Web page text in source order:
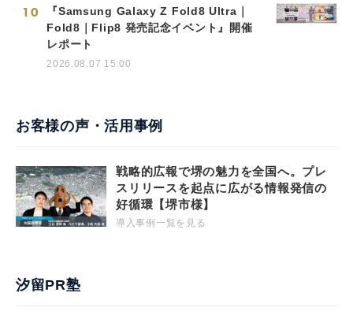
10
『Samsung Galaxy Z Fold8 Ultra｜
Fold8｜Flip8 発売記念イベント』開催
レポート
2026.08.07 15:00
お客様の声・活用事例
戦略的広報で堺の魅力を全国へ。プレ
スリリースを起点に広がる情報発信の
好循環【堺市様】
導入事例一覧を見る
汐留PR塾